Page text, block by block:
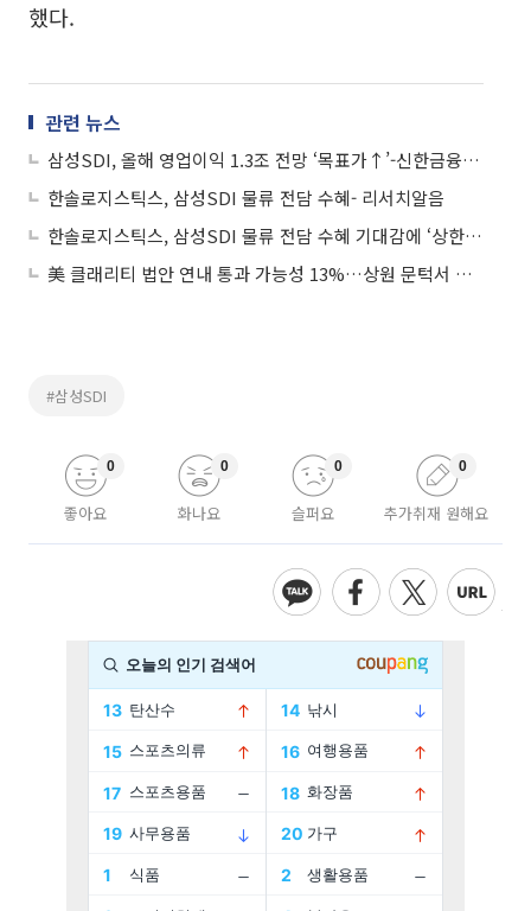
했다.
관련 뉴스
삼성SDI, 올해 영업이익 1.3조 전망 ‘목표가↑’-신한금융투자
한솔로지스틱스, 삼성SDI 물류 전담 수혜- 리서치알음
한솔로지스틱스, 삼성SDI 물류 전담 수혜 기대감에 ‘상한가’
美 클래리티 법안 연내 통과 가능성 13%…상원 문턱서 제동
#삼성SDI
좋아요
0
화나요
0
슬퍼요
0
추가취재 원해요
0